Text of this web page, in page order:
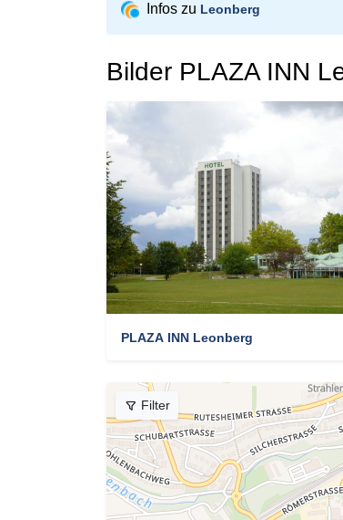
Infos zu Leonberg
Bilder PLAZA INN
PLAZA INN Leonberg
Filter